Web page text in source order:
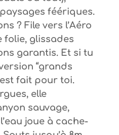
féériques.
? File vers l’Aéro
folie, glissades
garantis. Et si tu
“grands
est fait pour toi.
elle
sauvage,
joue à cache-